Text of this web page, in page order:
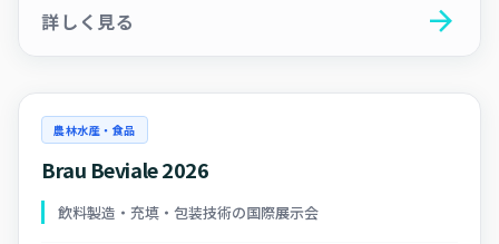
詳しく見る arrow_forward
農林水産・食品
Brau Beviale 2026
飲料製造・充填・包装技術の国際展示会